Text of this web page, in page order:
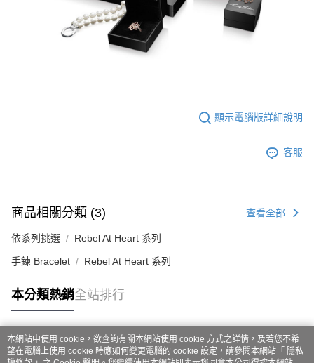
顯示電腦版詳細說明
客服
商品相關分類 (3) 查看全部
依系列挑選 Rebel At Heart 系列
手鍊 Bracelet Rebel At Heart 系列
本分類熱銷全站排行
熱門標籤
本網站中使用 cookie，欲查詢有關本網站使用 cookie 方式之詳情，及若您不希
望在電腦上使用 cookie 時應如何變更電腦的 cookie 設定，請參閱本網站「 隱私